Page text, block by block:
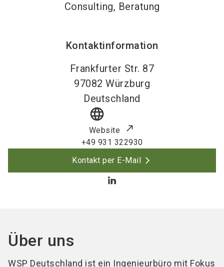
Consulting, Beratung
Kontaktinformation
Frankfurter Str. 87
97082 Würzburg
Deutschland
language
Website
+49 931 322930
Kontakt per E-Mail
Über uns
WSP Deutschland ist ein Ingenieurbüro mit Fokus